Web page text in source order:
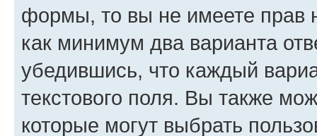
формы, то вы не имеете прав
как минимум два варианта
убедившись, что каждый
текстового поля. Вы также
которые могут выбрать